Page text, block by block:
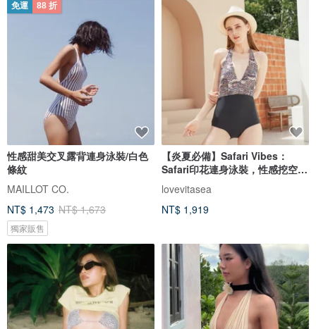
免運 88 折
性感甜美交叉露背連身泳裝/白色
條紋
MAILLOT CO.
NT$ 1,473 NT$ 1,673
獨家販售
【炎夏必備】Safari Vibes：
Safari印花連身泳裝，性感挖空設
計。
lovevitasea
NT$ 1,919